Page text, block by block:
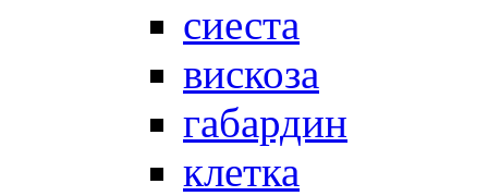
сиеста
вискоза
габардин
клетка